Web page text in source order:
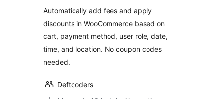
Automatically add fees and apply
discounts in WooCommerce based on
cart, payment method, user role, date,
time, and location. No coupon codes
needed.
Deftcoders